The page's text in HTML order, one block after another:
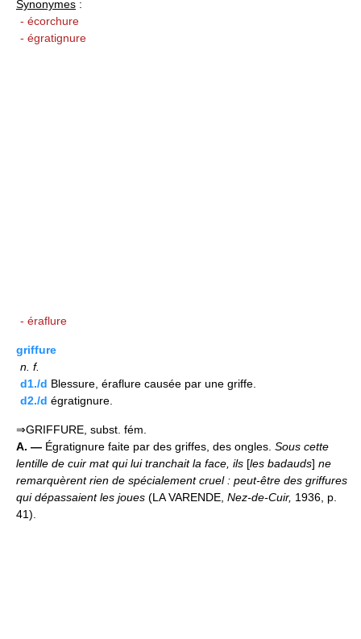
Synonymes :
- écorchure
- égratignure
- éraflure
griffure
n. f.
d1./d Blessure, éraflure causée par une griffe.
d2./d égratignure.
⇒GRIFFURE, subst. fém.
A. — Égratignure faite par des griffes, des ongles. Sous cette
lentille de cuir mat qui lui tranchait la face, ils [les badauds] ne
remarquèrent rien de spécialement cruel : peut-être des griffures
qui dépassaient les joues (LA VARENDE, Nez-de-Cuir, 1936, p.
41).